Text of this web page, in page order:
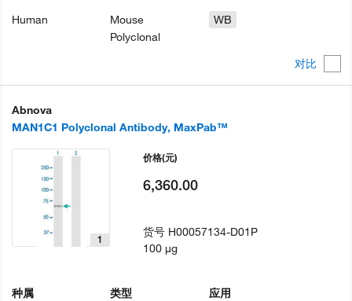
对比
Human
Mouse
Polyclonal
WB
Abnova
MAN1C1 Polyclonal Antibody, MaxPab™
1
种属
类型
应用
价格(元)
6,360.00
货号 H00057134-D01P
100 µg